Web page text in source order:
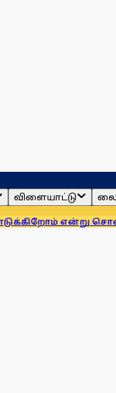
விளையாட்டு
சொன்னால்...